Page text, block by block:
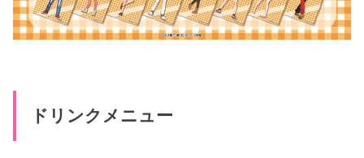
ドリンクメニュー